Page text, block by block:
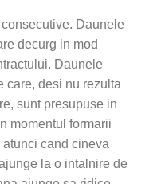
Daunele
decurg in mod
Daunele
care, desi nu rezulta
sunt presupuse in
momentul formarii
cand cineva
la o intalnire de